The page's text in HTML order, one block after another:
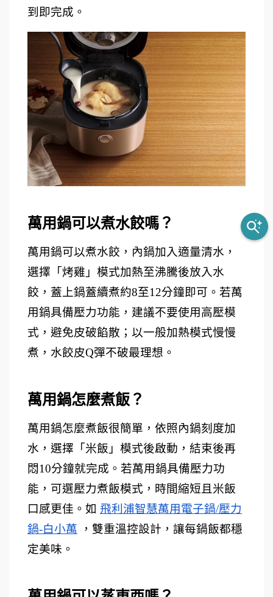
到即完成。
萬用鍋可以煮水餃嗎？
萬用鍋可以煮水餃，內鍋加入適量清水，
選擇「烤雞」模式加熱至沸騰後放入水
餃，蓋上鍋蓋續煮約8至12分鐘即可。若萬
用鍋具備壓力功能，建議不要使用高壓模
式，避免皮破餡散；以一般加熱模式慢慢
煮，水餃皮Q彈不破最理想。
萬用鍋怎麼煮飯？
萬用鍋怎麼煮飯很簡單，依照內鍋刻度加
水，選擇「米飯」模式後啟動，結束後再
悶10分鐘就完成。若萬用鍋具備壓力功
能，可選壓力煮飯模式，時間縮短且米飯
口感更佳。如 飛利浦智慧萬用電子鍋/壓力
鍋-白小萬 ，雙重溫控設計，讓每鍋飯都穩
定美味。